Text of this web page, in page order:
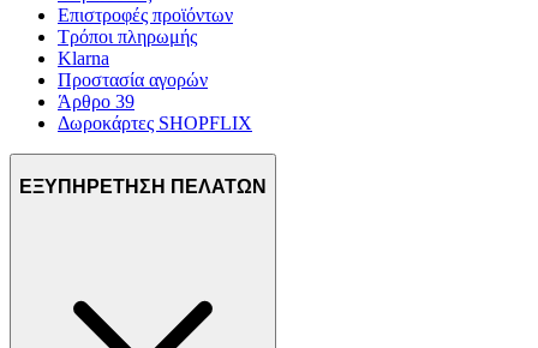
Επιστροφές προϊόντων
Τρόποι πληρωμής
Klarna
Προστασία αγορών
Άρθρο 39
Δωροκάρτες SHOPFLIX
ΕΞΥΠΗΡΕΤΗΣΗ ΠΕΛΑΤΩΝ